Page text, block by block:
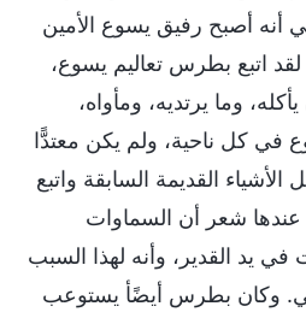
أنه أصبح رفيق يسوع الأمين
اتبع بطرس تعاليم يسوع،
وما يرتديه، ومأواه،
في كل ناحية، ولم يكن معتدًّا
القديمة السابقة واتبع
شعر أن السماوات
يد القدير، وأنه لهذا السبب
وكان بطرس أيضًأ يستوعب